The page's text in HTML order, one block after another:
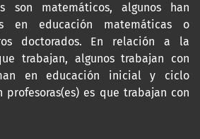
son matemáticos, algunos han
en educación matemáticas o
doctorados. En relación a la
trabajan, algunos trabajan con
en educación inicial y ciclo
es que trabajan con